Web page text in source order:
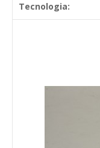
Tecnologia: